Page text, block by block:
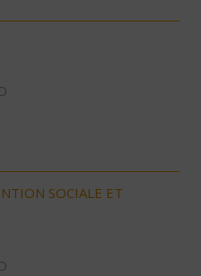
SOCIALE ET